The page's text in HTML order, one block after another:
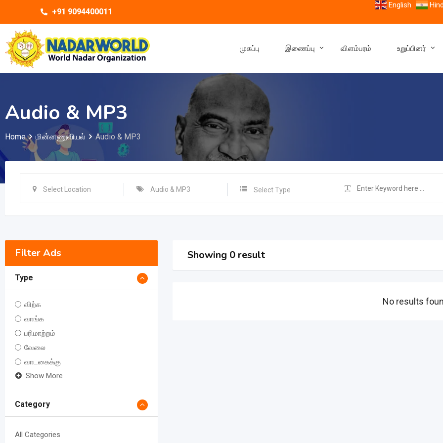
+91 9094400011
English
முகப்பு இணைப்பு விளம்பரம் உறுப்பினர்
Audio & MP3
Home மின்னணுவியல் Audio & MP3
Select Location Audio & MP3 Select Type
Filter Ads
Type
விற்க
வாங்க
பரிமாற்றம்
வேலை
வாடகைக்கு
Show More
Category
All Categories
Showing 0 result
No results